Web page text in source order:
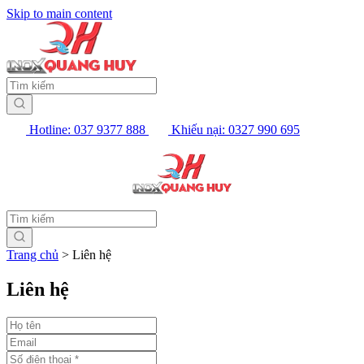
Skip to main content
Hotline: 037 9377 888 Khiếu nại: 0327 990 695
Trang chủ > Liên hệ
Liên hệ